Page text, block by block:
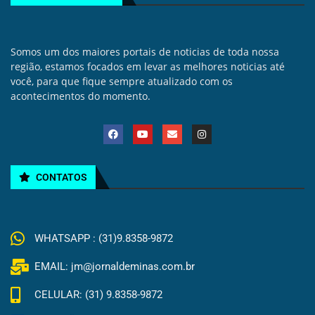
Somos um dos maiores portais de noticias de toda nossa
região, estamos focados em levar as melhores noticias até
você, para que fique sempre atualizado com os
acontecimentos do momento.
CONTATOS
WHATSAPP : (31)9.8358-9872
EMAIL: jm@jornaldeminas.com.br
CELULAR: (31) 9.8358-9872